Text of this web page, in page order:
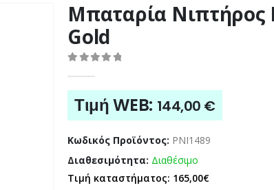
Μπαταρία Νιπτήρος
Gold
Τιμή WEB: 144,00 €
Κωδικός Προϊόντος: PNI1489
Διαθεσιμότητα: Διαθέσιμο
Τιμή καταστήματος: 165,00€